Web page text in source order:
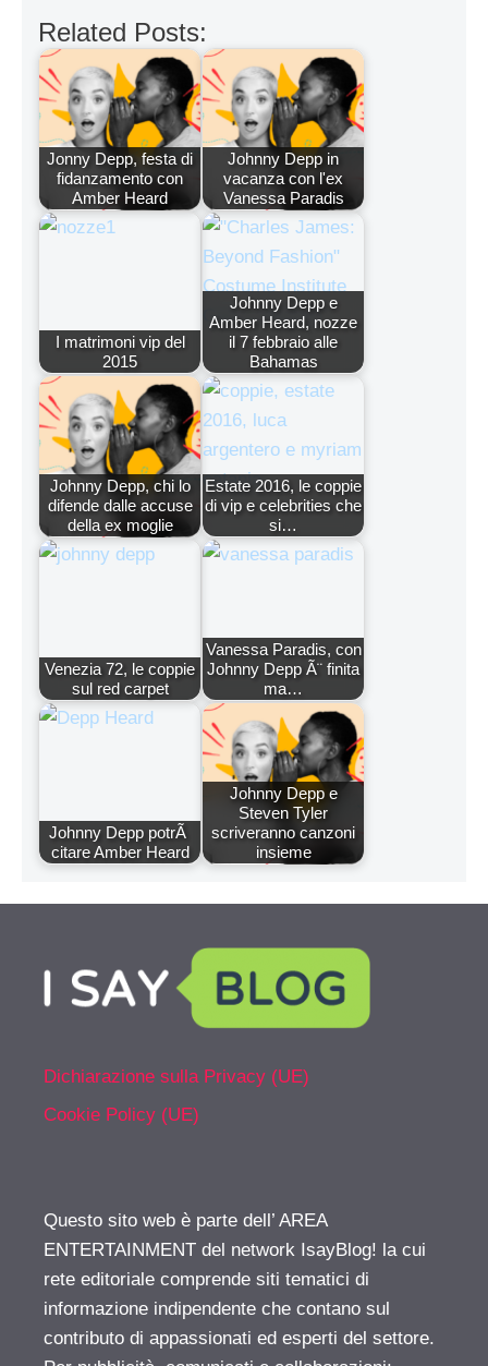
Related Posts:
Jonny Depp, festa di
fidanzamento con
Amber Heard
Johnny Depp in
vacanza con l'ex
Vanessa Paradis
I matrimoni vip del
2015
Johnny Depp e
Amber Heard, nozze
il 7 febbraio alle
Bahamas
Johnny Depp, chi lo
difende dalle accuse
della ex moglie
Estate 2016, le coppie
di vip e celebrities che
si…
Venezia 72, le coppie
sul red carpet
Vanessa Paradis, con
Johnny Depp Ã¨ finita
ma…
Johnny Depp potrÃ
citare Amber Heard
Johnny Depp e
Steven Tyler
scriveranno canzoni
insieme
Dichiarazione sulla Privacy (UE)
Cookie Policy (UE)
Questo sito web è parte dell’ AREA
ENTERTAINMENT del network IsayBlog! la cui
rete editoriale comprende siti tematici di
informazione indipendente che contano sul
contributo di appassionati ed esperti del settore.